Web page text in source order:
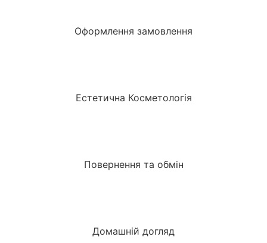
Оформлення замовлення
Естетична Косметологія
Повернення та обмін
Домашній догляд